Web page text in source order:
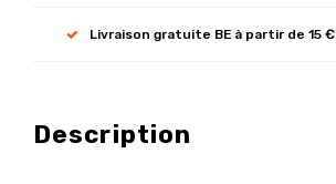
Livraison gratuite BE à partir de 15 €
Description